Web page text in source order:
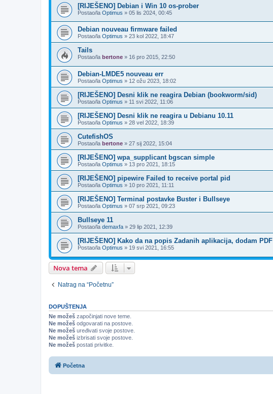
[RIJEŠENO] Debian i Win 10 os-prober
Postao/la Optimus » 05 lis 2024, 00:45
Debian nouveau firmware failed
Postao/la Optimus » 23 kol 2022, 18:47
Tails
Postao/la bertone » 16 pro 2015, 22:50
Debian-LMDE5 nouveau err
Postao/la Optimus » 12 ožu 2023, 18:02
[RIJEŠENO] Desni klik ne reagira Debian (bookworm/sid)
Postao/la Optimus » 11 svi 2022, 11:06
[RIJEŠENO] Desni klik ne reagira u Debianu 10.11
Postao/la Optimus » 28 vel 2022, 18:39
CutefishOS
Postao/la bertone » 27 sij 2022, 15:04
[RIJEŠENO] wpa_supplicant bgscan simple
Postao/la Optimus » 13 pro 2021, 18:15
[RIJEŠENO] pipewire Failed to receive portal pid
Postao/la Optimus » 10 pro 2021, 11:11
[RIJEŠENO] Terminal postavke Buster i Bullseye
Postao/la Optimus » 07 srp 2021, 09:23
Bullseye 11
Postao/la demaxfa » 29 lip 2021, 12:39
[RIJEŠENO] Kako da na popis Zadanih aplikacija, dodam PDF
Postao/la Optimus » 19 svi 2021, 16:55
Nova tema
Natrag na “Početnu”
DOPUŠTENJA
Ne možeš započinjati nove teme.
Ne možeš odgovarati na postove.
Ne možeš uređivati svoje postove.
Ne možeš izbrisati svoje postove.
Ne možeš postati privitke.
Početna